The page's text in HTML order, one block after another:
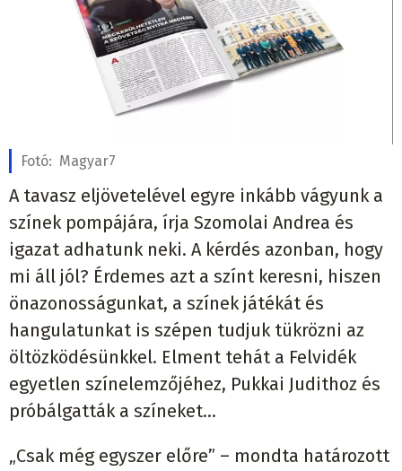
Fotó: Magyar7
A tavasz eljövetelével egyre inkább vágyunk a
színek pompájára, írja Szomolai Andrea és
igazat adhatunk neki. A kérdés azonban, hogy
mi áll jól? Érdemes azt a színt keresni, hiszen
önazonosságunkat, a színek játékát és
hangulatunkat is szépen tudjuk tükrözni az
öltözködésünkkel. Elment tehát a Felvidék
egyetlen színelemzőjéhez, Pukkai Judithoz és
próbálgatták a színeket…
„Csak még egyszer előre” – mondta határozott